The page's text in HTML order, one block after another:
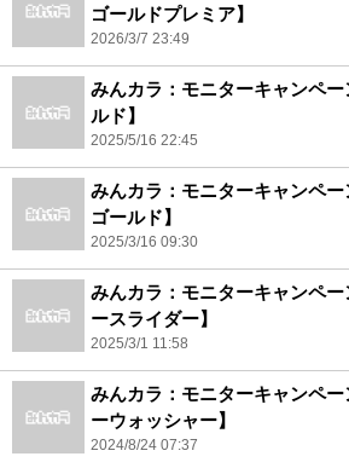
ゴールドプレミア】
2026/3/7 23:49
みんカラ：モニターキャンペ
ルド】
2025/5/16 22:45
みんカラ：モニターキャンペ
ゴールド】
2025/3/16 09:30
みんカラ：モニターキャンペ
ースライダー】
2025/3/1 11:58
みんカラ：モニターキャンペ
ーウォッシャー】
2024/8/24 07:37